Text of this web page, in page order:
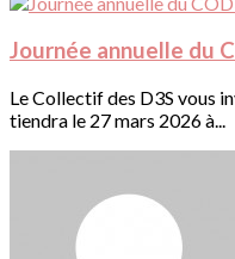
Journée annuelle du
Le Collectif des D3S vous
tiendra le 27 mars 2026 à...